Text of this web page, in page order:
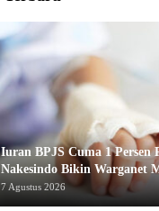
Iuran BPJS Cuma 1 Persen
Nakesindo Bikin Warganet
7 Agustus 2026